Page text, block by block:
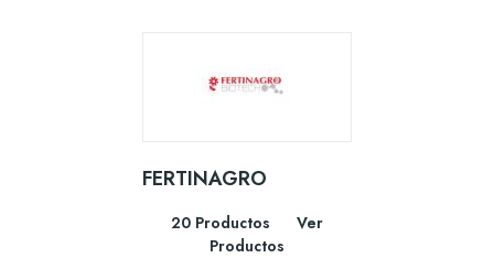
FERTINAGRO
20 Productos
Ver
Productos